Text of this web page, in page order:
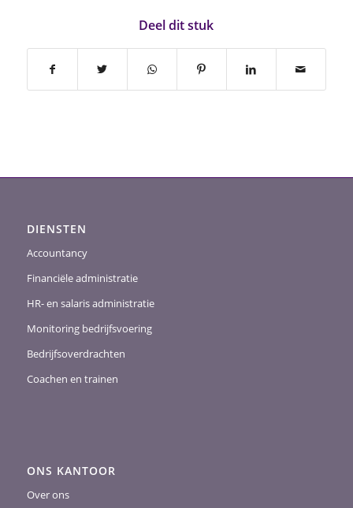
Deel dit stuk
DIENSTEN
Accountancy
Financiële administratie
HR- en salaris administratie
Monitoring bedrijfsvoering
Bedrijfsoverdrachten
Coachen en trainen
ONS KANTOOR
Over ons